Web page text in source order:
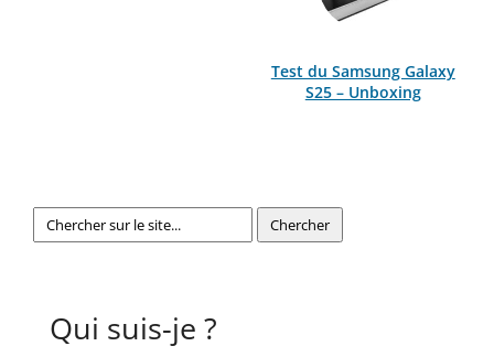
Test du Samsung Galaxy
S25 – Unboxing
Qui suis-je ?